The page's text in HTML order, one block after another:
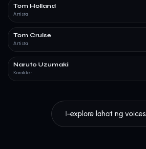
Tom Holland
Artista
Tom Cruise
Artista
Naruto Uzumaki
Karakter
I-explore lahat ng voices